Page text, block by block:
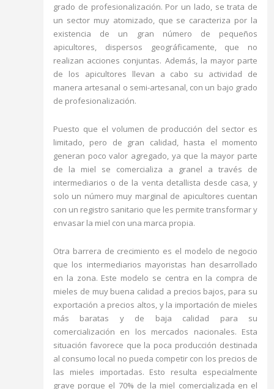
grado de profesionalización. Por un lado, se trata de
un sector muy atomizado, que se caracteriza por la
existencia de un gran número de pequeños
apicultores, dispersos geográficamente, que no
realizan acciones conjuntas. Además, la mayor parte
de los apicultores llevan a cabo su actividad de
manera artesanal o semi-artesanal, con un bajo grado
de profesionalización.
Puesto que el volumen de producción del sector es
limitado, pero de gran calidad, hasta el momento
generan poco valor agregado, ya que la mayor parte
de la miel se comercializa a granel a través de
intermediarios o de la venta detallista desde casa, y
solo un número muy marginal de apicultores cuentan
con un registro sanitario que les permite transformar y
envasar la miel con una marca propia.
Otra barrera de crecimiento es el modelo de negocio
que los intermediarios mayoristas han desarrollado
en la zona. Este modelo se centra en la compra de
mieles de muy buena calidad a precios bajos, para su
exportación a precios altos, y la importación de mieles
más baratas y de baja calidad para su
comercialización en los mercados nacionales. Esta
situación favorece que la poca producción destinada
al consumo local no pueda competir con los precios de
las mieles importadas. Esto resulta especialmente
grave porque el 70% de la miel comercializada en el